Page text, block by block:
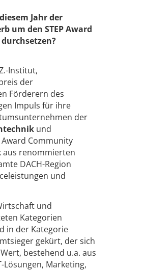
Jahr der
um den STEP Award
Institut,
der
Förderern des
Impuls für ihre
der
und
Award Community
aus renommierten
DACH-Region
und
und
Kategorien
in der Kategorie
gekürt, der sich
bestehend u.a. aus
Lösungen, Marketing,